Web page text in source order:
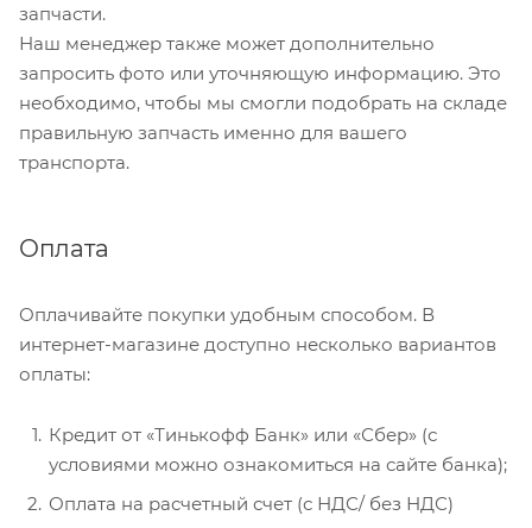
запчасти.
Наш менеджер также может дополнительно
запросить фото или уточняющую информацию. Это
необходимо, чтобы мы смогли подобрать на складе
правильную запчасть именно для вашего
транспорта.
Оплата
Оплачивайте покупки удобным способом. В
интернет-магазине доступно несколько вариантов
оплаты:
Кредит от «Тинькофф Банк» или «Сбер» (с
условиями можно ознакомиться на сайте банка);
Оплата на расчетный счет (с НДС/ без НДС)